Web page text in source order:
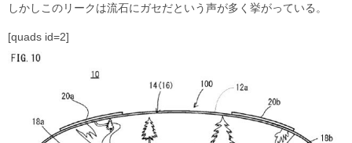
しかしこのリークは流石にガセだという声が多く挙がっている。
[quads id=2]